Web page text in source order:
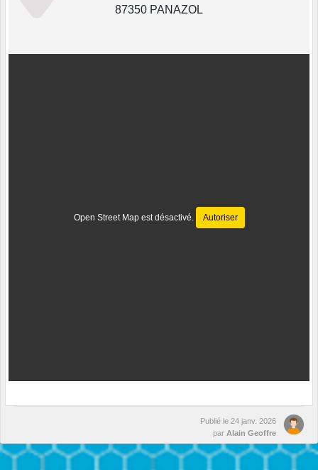
87350 PANAZOL
Open Street Map est désactivé. Autoriser
Publié le 24 janv. 2026
par Alain Geoffre